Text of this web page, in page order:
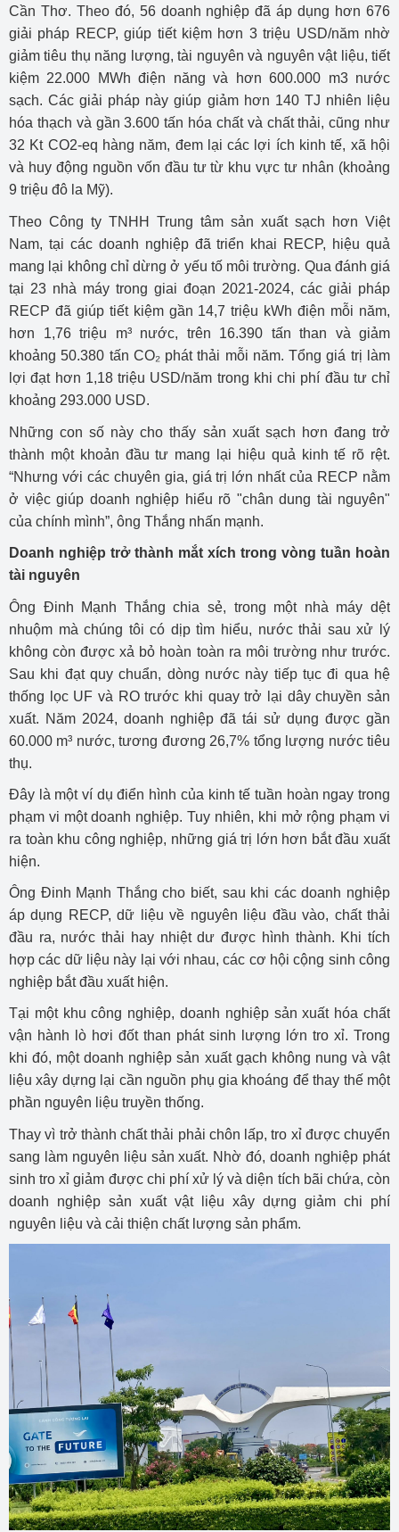
Cần Thơ. Theo đó, 56 doanh nghiệp đã áp dụng hơn 676
giải pháp RECP, giúp tiết kiệm hơn 3 triệu USD/năm nhờ
giảm tiêu thụ năng lượng, tài nguyên và nguyên vật liệu, tiết
kiệm 22.000 MWh điện năng và hơn 600.000 m3 nước
sạch. Các giải pháp này giúp giảm hơn 140 TJ nhiên liệu
hóa thạch và gần 3.600 tấn hóa chất và chất thải, cũng như
32 Kt CO2-eq hàng năm, đem lại các lợi ích kinh tế, xã hội
và huy động nguồn vốn đầu tư từ khu vực tư nhân (khoảng
9 triệu đô la Mỹ).
Theo Công ty TNHH Trung tâm sản xuất sạch hơn Việt
Nam, tại các doanh nghiệp đã triển khai RECP, hiệu quả
mang lại không chỉ dừng ở yếu tố môi trường. Qua đánh giá
tại 23 nhà máy trong giai đoạn 2021-2024, các giải pháp
RECP đã giúp tiết kiệm gần 14,7 triệu kWh điện mỗi năm,
hơn 1,76 triệu m³ nước, trên 16.390 tấn than và giảm
khoảng 50.380 tấn CO₂ phát thải mỗi năm. Tổng giá trị làm
lợi đạt hơn 1,18 triệu USD/năm trong khi chi phí đầu tư chỉ
khoảng 293.000 USD.
Những con số này cho thấy sản xuất sạch hơn đang trở
thành một khoản đầu tư mang lại hiệu quả kinh tế rõ rệt.
“Nhưng với các chuyên gia, giá trị lớn nhất của RECP nằm
ở việc giúp doanh nghiệp hiểu rõ "chân dung tài nguyên"
của chính mình”, ông Thắng nhấn mạnh.
Doanh nghiệp trở thành mắt xích trong vòng tuần hoàn
tài nguyên
Ông Đinh Mạnh Thắng chia sẻ, trong một nhà máy dệt
nhuộm mà chúng tôi có dịp tìm hiểu, nước thải sau xử lý
không còn được xả bỏ hoàn toàn ra môi trường như trước.
Sau khi đạt quy chuẩn, dòng nước này tiếp tục đi qua hệ
thống lọc UF và RO trước khi quay trở lại dây chuyền sản
xuất. Năm 2024, doanh nghiệp đã tái sử dụng được gần
60.000 m³ nước, tương đương 26,7% tổng lượng nước tiêu
thụ.
Đây là một ví dụ điển hình của kinh tế tuần hoàn ngay trong
phạm vi một doanh nghiệp. Tuy nhiên, khi mở rộng phạm vi
ra toàn khu công nghiệp, những giá trị lớn hơn bắt đầu xuất
hiện.
Ông Đinh Mạnh Thắng cho biết, sau khi các doanh nghiệp
áp dụng RECP, dữ liệu về nguyên liệu đầu vào, chất thải
đầu ra, nước thải hay nhiệt dư được hình thành. Khi tích
hợp các dữ liệu này lại với nhau, các cơ hội cộng sinh công
nghiệp bắt đầu xuất hiện.
Tại một khu công nghiệp, doanh nghiệp sản xuất hóa chất
vận hành lò hơi đốt than phát sinh lượng lớn tro xỉ. Trong
khi đó, một doanh nghiệp sản xuất gạch không nung và vật
liệu xây dựng lại cần nguồn phụ gia khoáng để thay thế một
phần nguyên liệu truyền thống.
Thay vì trở thành chất thải phải chôn lấp, tro xỉ được chuyển
sang làm nguyên liệu sản xuất. Nhờ đó, doanh nghiệp phát
sinh tro xỉ giảm được chi phí xử lý và diện tích bãi chứa, còn
doanh nghiệp sản xuất vật liệu xây dựng giảm chi phí
nguyên liệu và cải thiện chất lượng sản phẩm.